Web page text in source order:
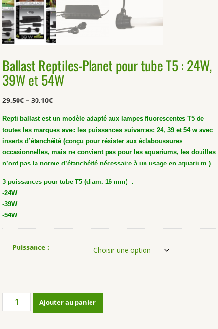
Ballast Reptiles-Planet pour tube T5 : 24W,
39W et 54W
29,50€ – 30,10€
Repti ballast est un modèle adapté aux lampes fluorescentes T5 de
toutes les marques avec les puissances suivantes: 24, 39 et 54 w avec
inserts d’étanchéité (conçu pour résister aux éclaboussures
occasionnelles, mais ne convient pas pour les aquariums, les douilles
n’ont pas la norme d’étanchéité nécessaire à un usage en aquarium.).
3 puissances pour tube T5 (diam. 16 mm) :
-24W
-39W
-54W
Puissance :
quantité
Ajouter au panier